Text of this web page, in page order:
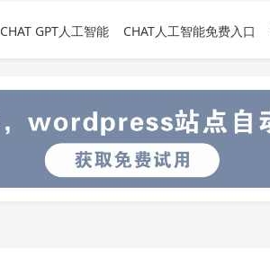
CHAT GPT人工智能 CHAT人工智能免费入口